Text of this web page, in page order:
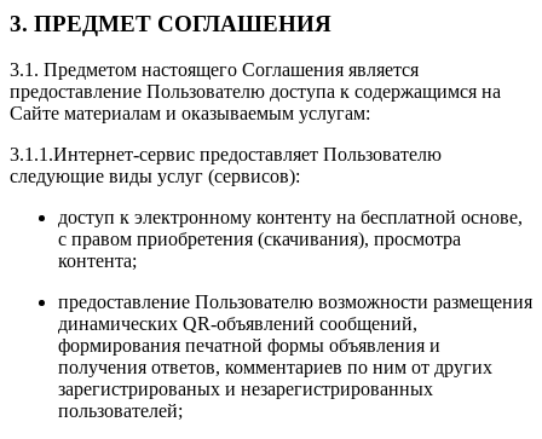
3. ПРЕДМЕТ СОГЛАШЕНИЯ
3.1. Предметом настоящего Соглашения является
предоставление Пользователю доступа к содержащимся на
Сайте материалам и оказываемым услугам:
3.1.1.Интернет-сервис предоставляет Пользователю
следующие виды услуг (сервисов):
доступ к электронному контенту на бесплатной основе,
с правом приобретения (скачивания), просмотра
контента;
предоставление Пользователю возможности размещения
динамических QR-объявлений сообщений,
формирования печатной формы объявления и
получения ответов, комментариев по ним от других
зарегистрированых и незарегистрированных
пользователей;